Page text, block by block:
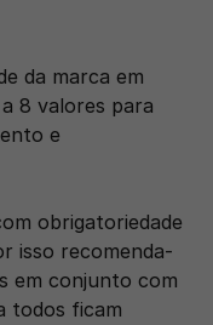
da marca em
8 valores para
e
obrigatoriedade
isso recomenda-
em conjunto com
todos ficam